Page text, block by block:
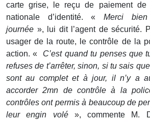
carte grise, le reçu de paiement de
nationale d’identité. « Merci bien
journée », lui dit l’agent de sécurité.
usager de la route, le contrôle de la
action. « C’est quand tu penses que
refuses de t’arrêter, sinon, si tu sais
sont au complet et à jour, il n’y a
accorder 2mn de contrôle à la
contrôles ont permis à beaucoup de
leur engin volé», commente M.